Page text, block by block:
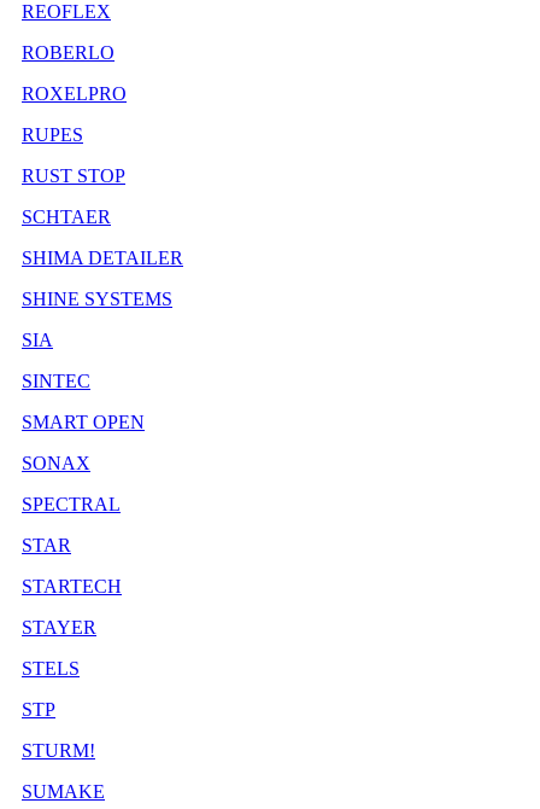
REOFLEX
ROBERLO
ROXELPRO
RUPES
RUST STOP
SCHTAER
SHIMA DETAILER
SHINE SYSTEMS
SIA
SINTEC
SMART OPEN
SONAX
SPECTRAL
STAR
STARTECH
STAYER
STELS
STP
STURM!
SUMAKE